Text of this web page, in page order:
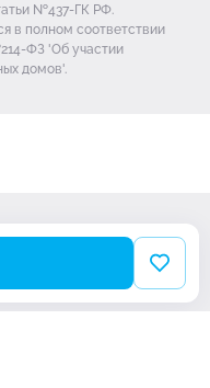
№437-ГК РФ.
в полном соответствии
ФЗ 'Об участии
домов'.
Разработано